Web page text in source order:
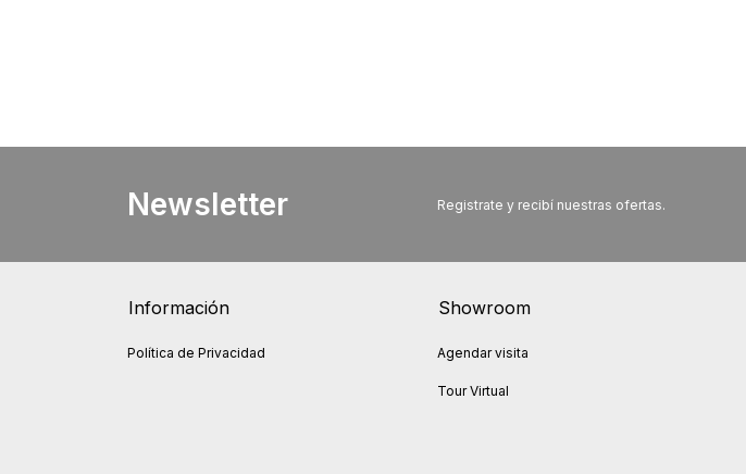
Newsletter Registrate y recibí nuestras ofertas.
Información
Política de Privacidad
Showroom
Agendar visita
Tour Virtual